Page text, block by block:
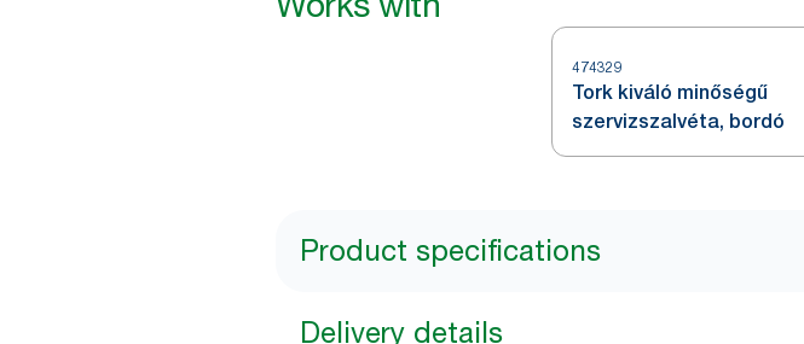
474329
Tork kiváló minőségű
szervizszalvéta, bordó
Product specifications
Delivery details